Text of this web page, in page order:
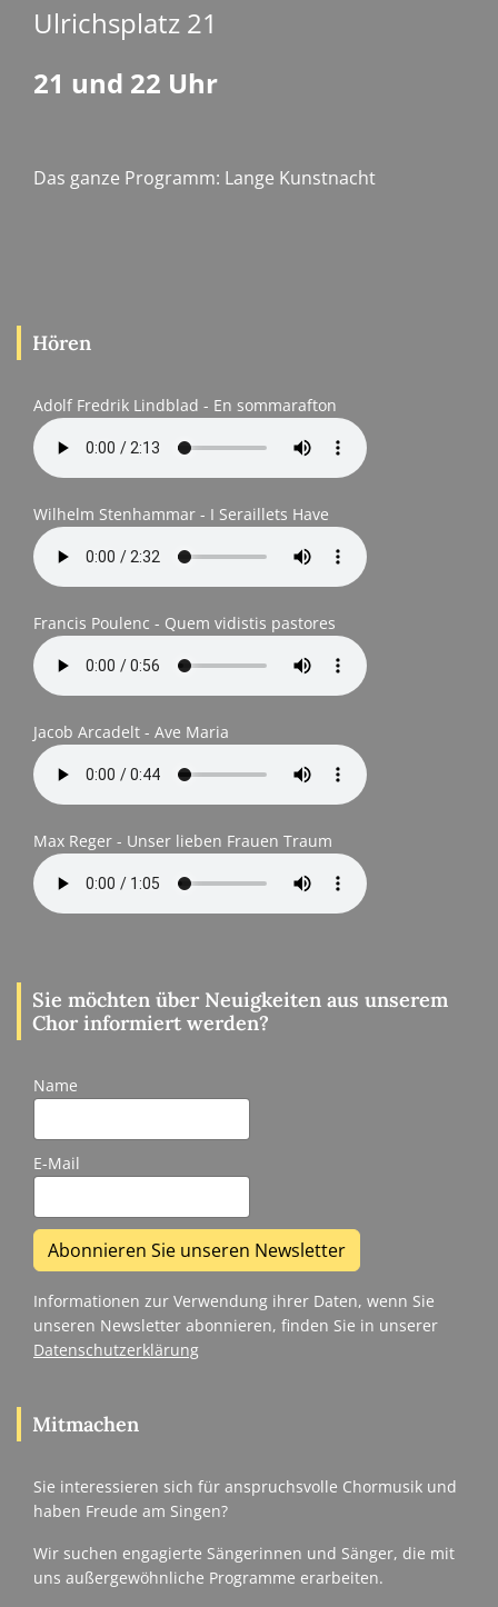
Ulrichsplatz 21
21 und 22 Uhr
Das ganze Programm: Lange Kunstnacht
Hören
Adolf Fredrik Lindblad - En sommarafton
Wilhelm Stenhammar - I Seraillets Have
Francis Poulenc - Quem vidistis pastores
Jacob Arcadelt - Ave Maria
Max Reger - Unser lieben Frauen Traum
Sie möchten über Neuigkeiten aus unserem
Chor informiert werden?
Name
E-Mail
Abonnieren Sie unseren Newsletter
Informationen zur Verwendung ihrer Daten, wenn Sie
unseren Newsletter abonnieren, finden Sie in unserer
Datenschutzerklärung
Mitmachen
Sie interessieren sich für anspruchsvolle Chormusik und
haben Freude am Singen?
Wir suchen engagierte Sängerinnen und Sänger, die mit
uns außergewöhnliche Programme erarbeiten.